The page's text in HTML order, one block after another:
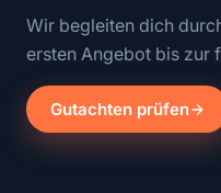
Wir begleiten dich
ersten Angebot bis zur
Gutachten prüfen